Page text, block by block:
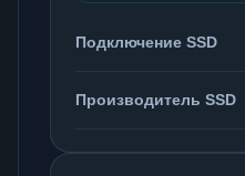
Подключение SSD
Производитель SSD